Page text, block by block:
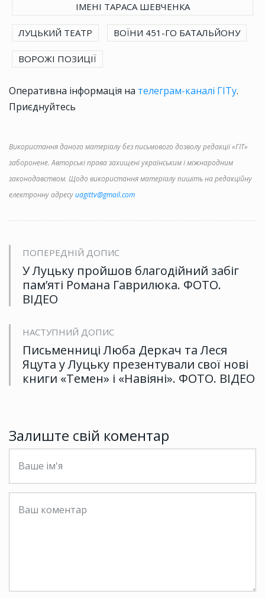
ІМЕНІ ТАРАСА ШЕВЧЕНКА
ЛУЦЬКИЙ ТЕАТР ВОЇНИ 451-ГО БАТАЛЬЙОНУ
ВОРОЖІ ПОЗИЦІЇ
Оперативна інформація на телеграм-каналі ГІТу.
Приєднуйтесь
Використання даного матеріалу без письмового дозволу редакції «ГІТ»
заборонене. Авторські права захищені українським і міжнародним
законодавством. Щодо використання матеріалу пишіть на редакційну
електронну адресуuagittv@gmail.com
ПОПЕРЕДНІЙ ДОПИС
У Луцьку пройшов благодійний забіг
пам’яті Романа Гаврилюка. ФОТО.
ВІДЕО
НАСТУПНИЙ ДОПИС
Письменниці Люба Деркач та Леся
Яцута у Луцьку презентували свої нові
книги «Темен» і «Навіяні». ФОТО. ВІДЕО
Залиште свій коментар